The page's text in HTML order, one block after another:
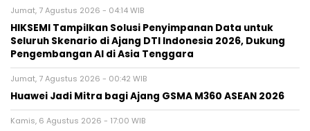
Jumat, 7 Agustus 2026 - 04:14 WIB
HIKSEMI Tampilkan Solusi Penyimpanan Data untuk
Seluruh Skenario di Ajang DTI Indonesia 2026, Dukung
Pengembangan AI di Asia Tenggara
Jumat, 7 Agustus 2026 - 00:42 WIB
Huawei Jadi Mitra bagi Ajang GSMA M360 ASEAN 2026
Kamis, 6 Agustus 2026 - 17:00 WIB